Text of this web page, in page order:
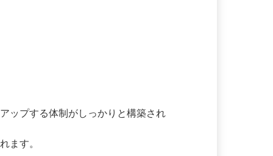
アップする体制がしっかりと構築され